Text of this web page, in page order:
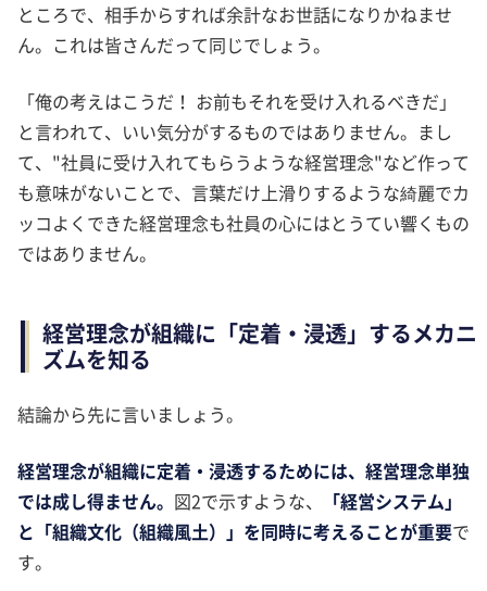
ところで、相手からすれば余計なお世話になりかねませ
ん。これは皆さんだって同じでしょう。
「俺の考えはこうだ！ お前もそれを受け入れるべきだ」
と言われて、いい気分がするものではありません。まし
て、"社員に受け入れてもらうような経営理念"など作って
も意味がないことで、言葉だけ上滑りするような綺麗でカ
ッコよくできた経営理念も社員の心にはとうてい響くもの
ではありません。
経営理念が組織に「定着・浸透」するメカニ
ズムを知る
結論から先に言いましょう。
経営理念が組織に定着・浸透するためには、経営理念単独
では成し得ません。 図2で示すような、
「経営システム」
と「組織文化（組織風土）」を同時に考えることが重要で
す。